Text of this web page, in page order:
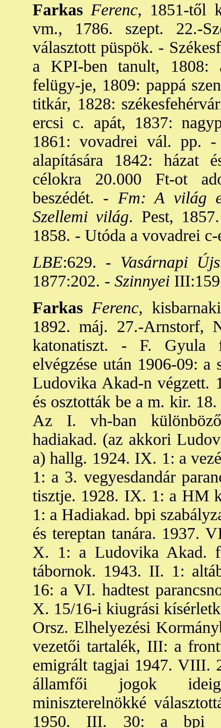
Farkas Ferenc, 1851-től
vm., 1786. szept. 22.-
választott püspök. -
a KPI-ben tanult, 1808:
felügy-je, 1809: pappá
titkár, 1828:
ercsi c. apát, 1837:
1861: vovadrei vál. pp. -
alapítására 1842: házat
célokra 20.000 Ft-ot
beszédét. - Fm: A világ
Szellemi világ. Pest,
1858. - Utóda a vovadrei
LBE:629. - Vasárnapi
1877:202. - Szinnyei
Farkas Ferenc,
1892. máj. 27.-Arnstorf,
katonatiszt. - F. Gyula
elvégzése után 1906-09:
Ludovika Akad-n végzett.
és osztották be a m. kir.
Az I. vh-ban
hadiakad. (az akkori
a) hallg. 1924. IX. 1: a
1: a 3. vegyesdandár
tisztje. 1928. IX. 1: a HM
1: a Hadiakad. bpi
és tereptan tanára. 1937.
X. 1: a Ludovika Akad.
tábornok. 1943. II. 1:
16: a VI. hadtest
X. 15/16-i kiugrási
Orsz. Elhelyezési
vezetői tartalék, III: a
emigrált tagjai 1947. VIII.
államfői jogok
miniszterelnökké
1950. III. 30: a bpi